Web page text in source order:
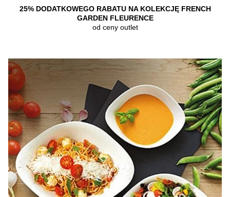
25% DODATKOWEGO RABATU NA KOLEKCJĘ FRENCH
GARDEN FLEURENCE
od ceny outlet